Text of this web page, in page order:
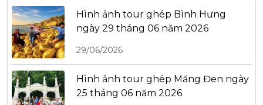
Hình ảnh tour ghép Bình Hưng
ngày 29 tháng 06 năm 2026
29/06/2026
Hình ảnh tour ghép Măng Đen ngày
25 tháng 06 năm 2026